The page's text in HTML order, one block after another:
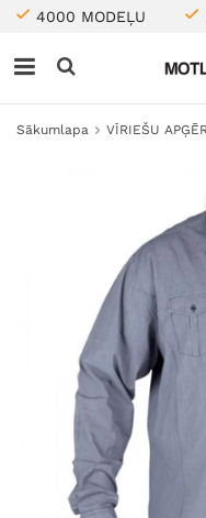
4000 MODEĻU
Sākumlapa VĪRIEŠU